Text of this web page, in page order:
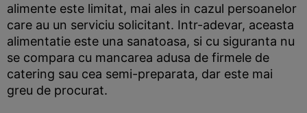
alimente este limitat, mai ales in cazul persoanelor
care au un serviciu solicitant. Intr-adevar, aceasta
alimentatie este una sanatoasa, si cu siguranta nu
se compara cu mancarea adusa de firmele de
catering sau cea semi-preparata, dar este mai
greu de procurat.